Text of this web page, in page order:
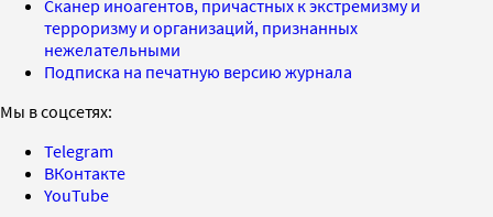
Сканер иноагентов, причастных к экстремизму и
терроризму и организаций, признанных
нежелательными
Подписка на печатную версию журнала
Мы в соцсетях:
Telegram
ВКонтакте
YouTube